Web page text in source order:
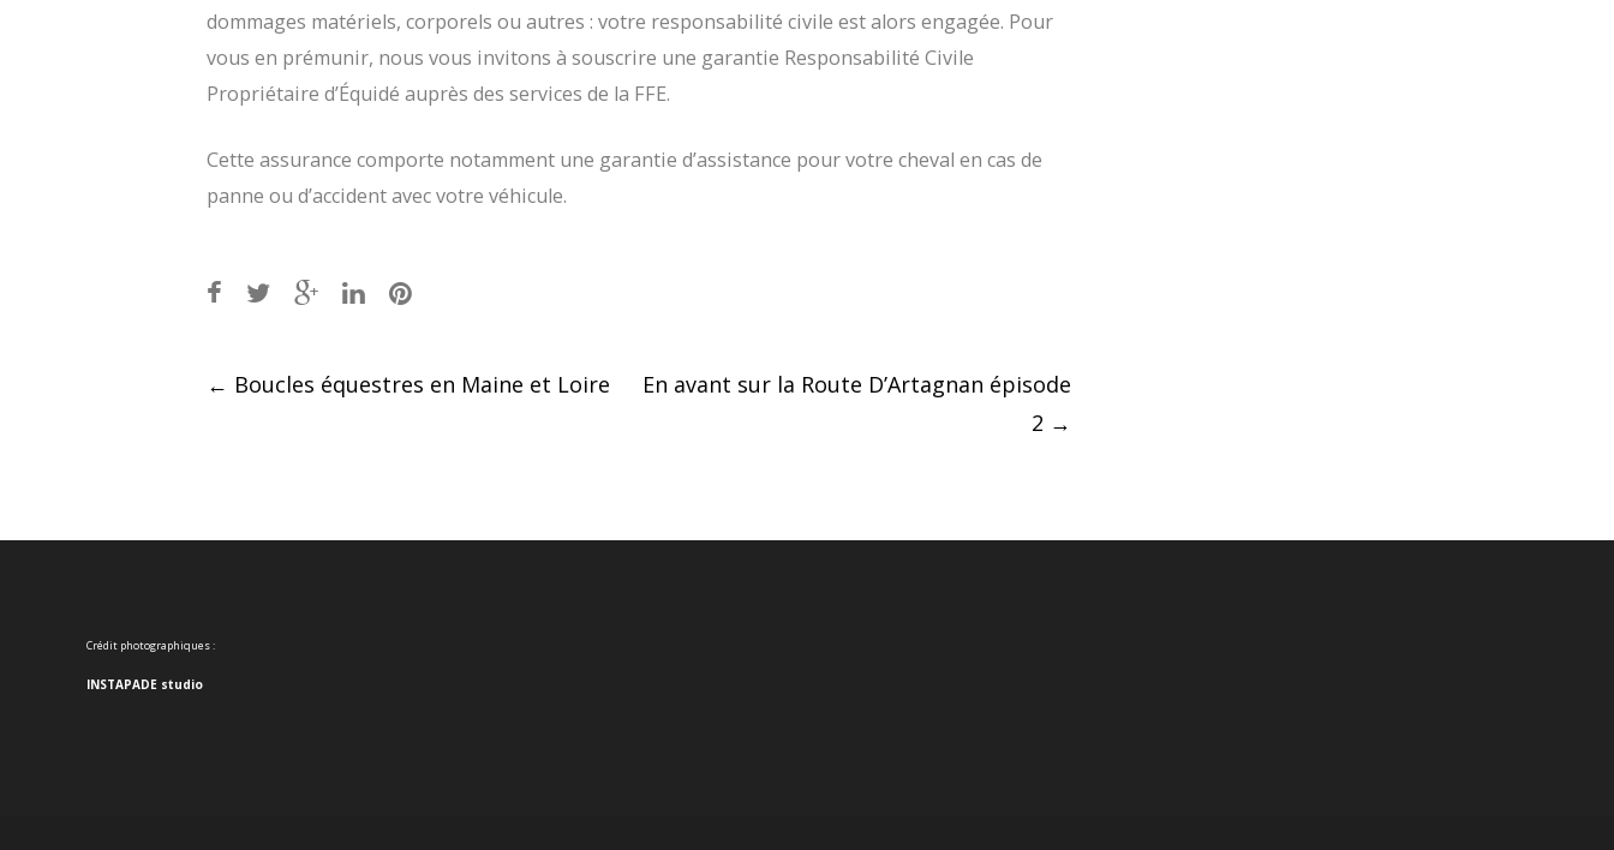
dommages matériels, corporels ou autres : votre responsabilité civile est alors engagée. Pour
vous en prémunir, nous vous invitons à souscrire une garantie Responsabilité Civile
Propriétaire d’Équidé auprès des services de la FFE.
Cette assurance comporte notamment une garantie d’assistance pour votre cheval en cas de
panne ou d’accident avec votre véhicule.
Post
← Boucles équestres en Maine et Loire
En avant sur la Route D’Artagnan épisode
2 →
Crédit photographiques :
INSTAPADE studio